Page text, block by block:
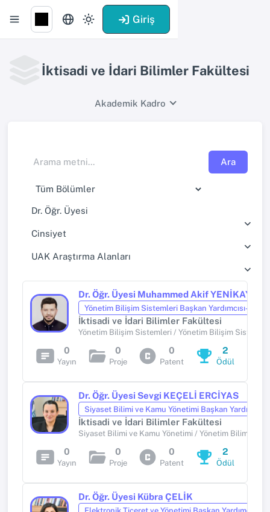
Giriş
İktisadi ve İdari Bilimler Fakültesi
Akademik Kadro
Ara
Dr. Öğr. Üyesi
Cinsiyet
UAK Araştırma Alanları
Dr. Öğr. Üyesi Muhammed Akif YENİKAYA
Yönetim Bilişim Sistemleri Başkan Yardımcısı-1
İktisadi ve İdari Bilimler Fakültesi
Yönetim Bilişim Sistemleri / Yönetim Bilişim
0
Yayın
0
Proje
0
Patent
2
Ödül
Dr. Öğr. Üyesi Sevgi KEÇELİ ERCİYAS
Siyaset Bilimi ve Kamu Yönetimi Başkan Yardımcısı-
İktisadi ve İdari Bilimler Fakültesi
Siyaset Bilimi ve Kamu Yönetimi / Yönetim Bilimleri
0
Yayın
0
Proje
0
Patent
2
Ödül
Dr. Öğr. Üyesi Kübra ÇELİK